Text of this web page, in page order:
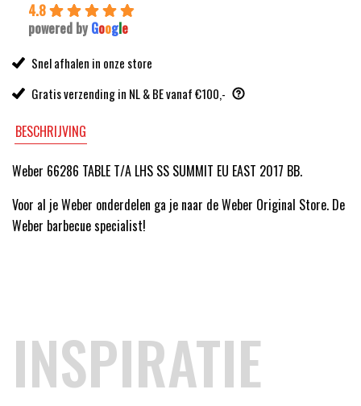
4.8
powered by Google
Snel afhalen in onze store
Gratis verzending in NL & BE vanaf €100,-
BESCHRIJVING
Weber 66286 TABLE T/A LHS SS SUMMIT EU EAST 2017 BB.
Voor al je Weber onderdelen ga je naar de Weber Original Store. De
Weber barbecue specialist!
INSPIRATIE